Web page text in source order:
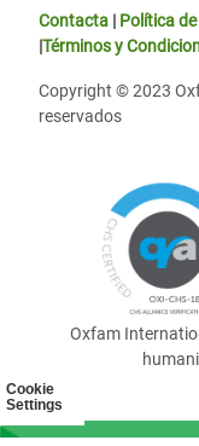
Cookie
Settings
Contacta | Política
|Términos y
Copyright © 2023
reservados
Oxfam